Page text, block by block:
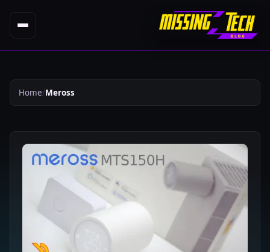
Home Meross